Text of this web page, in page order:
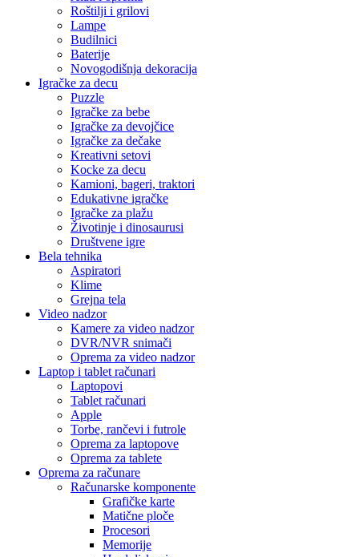
Roštilji i grilovi
Lampe
Budilnici
Baterije
Novogodišnja dekoracija
Igračke za decu
Puzzle
Igračke za bebe
Igračke za devojčice
Igračke za dečake
Kreativni setovi
Kocke za decu
Kamioni, bageri, traktori
Edukativne igračke
Igračke za plažu
Životinje i dinosaurusi
Društvene igre
Bela tehnika
Aspiratori
Klime
Grejna tela
Video nadzor
Kamere za video nadzor
DVR/NVR snimači
Oprema za video nadzor
Laptop i tablet računari
Laptopovi
Tablet računari
Apple
Torbe, rančevi i futrole
Oprema za laptopove
Oprema za tablete
Oprema za računare
Računarske komponente
Grafičke karte
Matične ploče
Procesori
Memorije